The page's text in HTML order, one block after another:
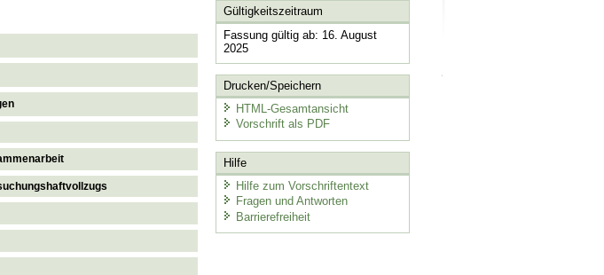
Gültigkeitszeitraum
Fassung gültig ab: 16. August
2025
Drucken/Speichern
HTML-Gesamtansicht
Vorschrift als PDF
Hilfe
Hilfe zum Vorschriftentext
Fragen und Antworten
Barrierefreiheit